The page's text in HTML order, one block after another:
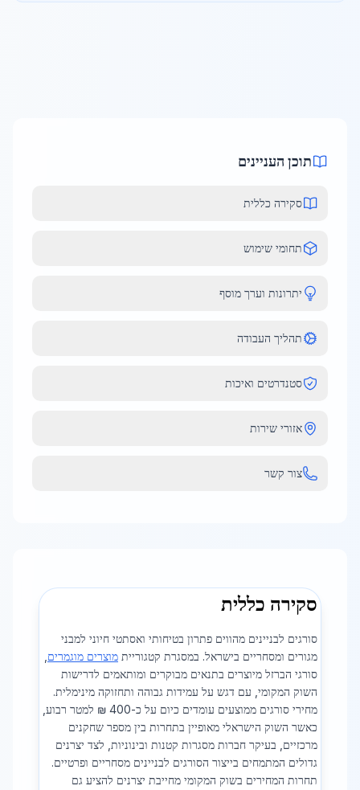
תוכן העניינים
סקירה כללית
תחומי שימוש
יתרונות וערך מוסף
תהליך העבודה
סטנדרטים ואיכות
אזורי שירות
צור קשר
סקירה כללית
סורגים לבניינים מהווים פתרון בטיחותי ואסתטי חיוני למבני
מגורים ומסחריים בישראל. במסגרת קטגוריית מוצרים מוגמרים
סורגי הברזל מיוצרים בתנאים מבוקרים ומותאמים לדרישות
השוק המקומי, עם דגש על עמידות גבוהה ותחזוקה מינימלית.
מחירי סורגים ממוצעים עומדים כיום על כ-400 ₪ למטר רבוע,
כאשר השוק הישראלי מאופיין בתחרות בין מספר שחקנים
מרכזיים, בעיקר חברות מסגרות קטנות ובינוניות, לצד יצרנים
גדולים המתמחים בייצור הסורגים לבניינים מסחריים ופרטיים.
תחרות המחירים בשוק המקומי מחייבת יצרנים להציע גם